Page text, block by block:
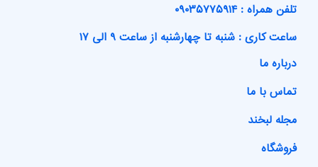
تلفن همراه : ۰۹۰۳۵۷۷۵۹۱۴
ساعت کاری : شنبه تا چهارشنبه از ساعت ۹ الی ۱۷
درباره ما
تماس با ما
مجله لبخند
فروشگاه